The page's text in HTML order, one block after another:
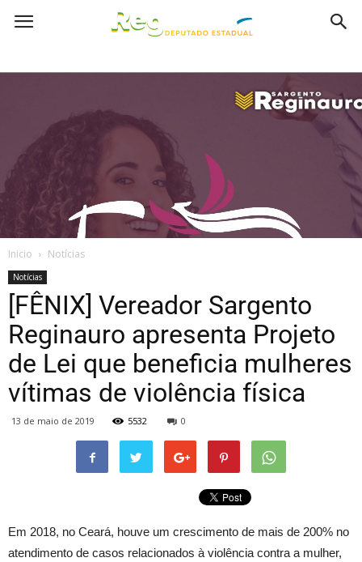
Inicio Notícias
Notícias
[FÊNIX] Vereador Sargento
Reginauro apresenta Projeto
de Lei que beneficia mulheres
vítimas de violência física
13 de maio de 2019 5532 0
Em 2018, no Ceará, houve um crescimento de mais de 200% no
atendimento de casos relacionados à violência contra a mulher,